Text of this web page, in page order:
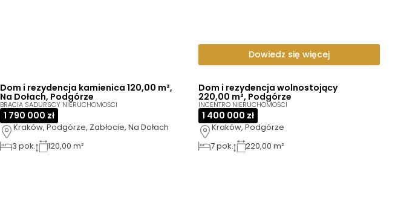
Dowiedz się więcej
Dom i rezydencja kamienica 120,00 m²,
Na Dołach, Podgórze
BRACIA SADURSCY NIERUCHOMOŚCI
1 790 000 zł
Kraków, Podgórze, Zabłocie, Na Dołach
3 pok. 120,00 m²
Dom i rezydencja wolnostojący
220,00 m², Podgórze
INCENTRO NIERUCHOMOŚCI
1 400 000 zł
Kraków, Podgórze
7pok. 220,00 m²